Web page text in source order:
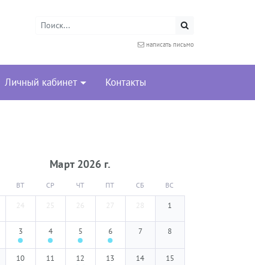
написать письмо
Личный кабинет Контакты
Март 2026 г.
ВТ СР ЧТ ПТ СБ ВС
24 25 26 27 28 1
3 4 5 6 7 8
10 11 12 13 14 15